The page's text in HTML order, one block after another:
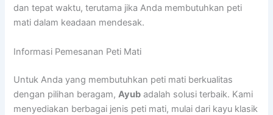
dan tepat waktu, terutama jika Anda membutuhkan peti
mati dalam keadaan mendesak.
Informasi Pemesanan Peti Mati
Untuk Anda yang membutuhkan peti mati berkualitas
dengan pilihan beragam,Ayub adalah solusi terbaik. Kami
menyediakan berbagai jenis peti mati, mulai dari kayu klasik